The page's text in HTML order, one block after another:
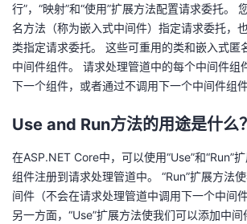
行”，“映射”和“使用”扩展方法配置请求委托。
名方法（称为嵌入式中间件）指定请求委托，
类指定请求委托。 这些可重用的类和嵌入式匿
中间件组件。 请求处理管道中的每个中间件组
下一个组件，或者通过不调用下一个中间件组
Use and Run方法的用途是什么？
在ASP.NET Core中，可以使用“Use”和“Run”
组件注册到请求处理管道中。 “Run”扩展方法
间件（不会在请求处理管道中调用下一个中间
另一方面，“Use”扩展方法使我们可以添加中